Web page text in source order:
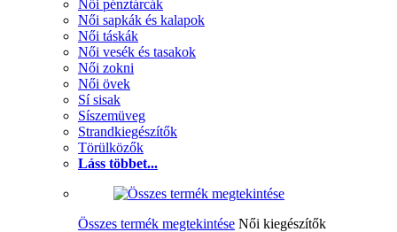
Női pénztárcák
Női sapkák és kalapok
Női táskák
Női vesék és tasakok
Női zokni
Női övek
Sí sisak
Síszemüveg
Strandkiegészítők
Törülközők
Láss többet...
Összes termék megtekintése Női kiegészítők